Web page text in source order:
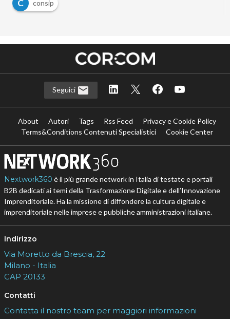
C
consip
Seguici
About Autori Tags Rss Feed
Privacy e Cookie Policy
Terms&Conditions Contenuti Specialistici
Cookie Center
Nextwork360 è il più grande network in Italia di testate e portali
B2B dedicati ai temi della Trasformazione Digitale e dell’Innovazione
Imprenditoriale. Ha la missione di diffondere la cultura digitale e
imprenditoriale nelle imprese e pubbliche amministrazioni italiane.
Indirizzo
Via Moretto da Brescia, 22
Milano - Italia
CAP 20133
Contatti
Contatta il nostro team per maggiori informazioni